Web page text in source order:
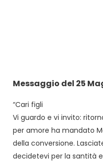
Messaggio del 25
“Cari figli
Vi guardo e vi invito:
per amore ha mandato
della conversione.
decidetevi per la santità